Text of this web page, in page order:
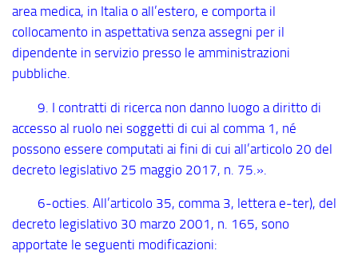
area medica, in Italia o all’estero, e comporta il
collocamento in aspettativa senza assegni per il
dipendente in servizio presso le amministrazioni
pubbliche.
9. I contratti di ricerca non danno luogo a diritto di
accesso al ruolo nei soggetti di cui al comma 1, né
possono essere computati ai fini di cui all’articolo 20 del
decreto legislativo 25 maggio 2017, n. 75.».
6-octies. All’articolo 35, comma 3, lettera e-ter), del
decreto legislativo 30 marzo 2001, n. 165, sono
apportate le seguenti modificazioni: